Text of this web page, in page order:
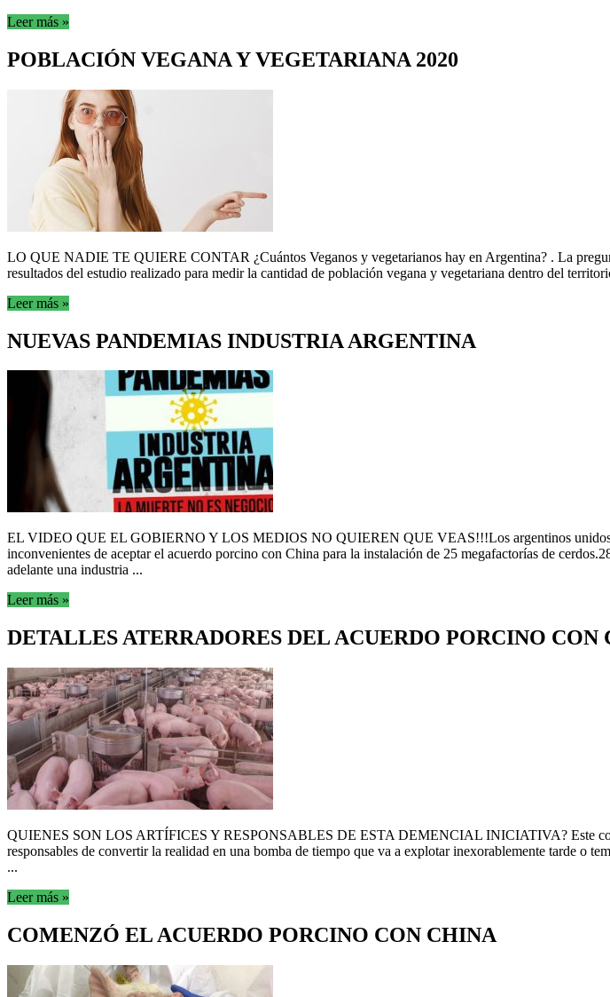
Leer más »
POBLACIÓN VEGANA Y VEGETARIANA 2020
LO QUE NADIE TE QUIERE CONTAR ¿Cuántos Veganos y vegetarianos hay en Argentina? . La
resultados del estudio realizado para medir la cantidad de población vegana y vegetariana dentro del
Leer más »
NUEVAS PANDEMIAS INDUSTRIA ARGENTINA
EL VIDEO QUE EL GOBIERNO Y LOS MEDIOS NO QUIEREN QUE VEAS!!!Los argentinos
inconvenientes de aceptar el acuerdo porcino con China para la instalación de 25 megafactorías de
adelante una industria ...
Leer más »
DETALLES ATERRADORES DEL ACUERDO PORCINO CON
QUIENES SON LOS ARTÍFICES Y RESPONSABLES DE ESTA DEMENCIAL INICIATIVA? Este
responsables de convertir la realidad en una bomba de tiempo que va a explotar inexorablemente tarde o
...
Leer más »
COMENZÓ EL ACUERDO PORCINO CON CHINA